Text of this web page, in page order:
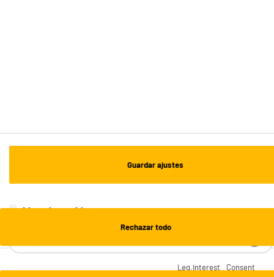
Lista de cookies
Consent
Leg.Interest
Guardar ajustes
Rechazar todo